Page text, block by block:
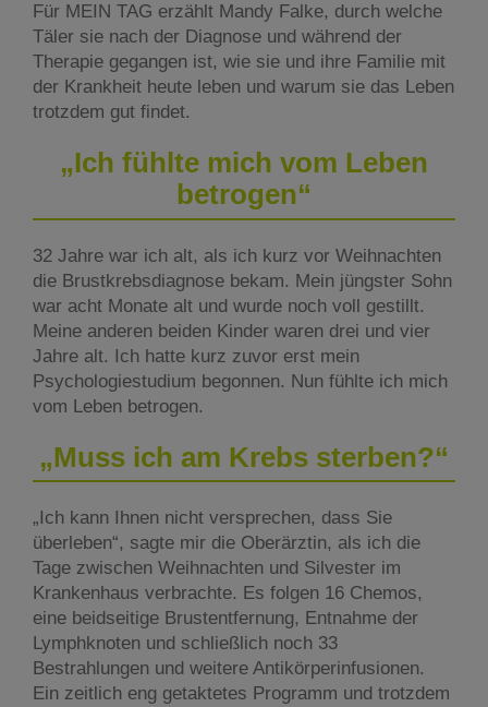
Für MEIN TAG erzählt Mandy Falke, durch welche
Täler sie nach der Diagnose und während der
Therapie gegangen ist, wie sie und ihre Familie mit
der Krankheit heute leben und warum sie das Leben
trotzdem gut findet.
„Ich fühlte mich vom Leben
betrogen“
32 Jahre war ich alt, als ich kurz vor Weihnachten
die Brustkrebsdiagnose bekam. Mein jüngster Sohn
war acht Monate alt und wurde noch voll gestillt.
Meine anderen beiden Kinder waren drei und vier
Jahre alt. Ich hatte kurz zuvor erst mein
Psychologiestudium begonnen. Nun fühlte ich mich
vom Leben betrogen.
„Muss ich am Krebs sterben?“
„Ich kann Ihnen nicht versprechen, dass Sie
überleben“, sagte mir die Oberärztin, als ich die
Tage zwischen Weihnachten und Silvester im
Krankenhaus verbrachte. Es folgen 16 Chemos,
eine beidseitige Brustentfernung, Entnahme der
Lymphknoten und schließlich noch 33
Bestrahlungen und weitere Antikörperinfusionen.
Ein zeitlich eng getaktetes Programm und trotzdem